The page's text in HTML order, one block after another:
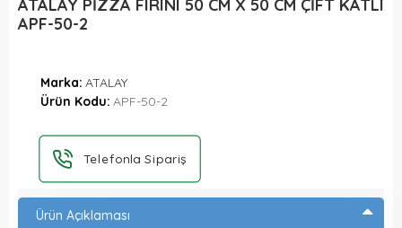
ATALAY PİZZA FIRINI 50 CM X 50 CM ÇİFT KATLI
APF-50-2
Marka: ATALAY
Ürün Kodu: APF-50-2
Telefonla Sipariş
Ürün Açıklaması